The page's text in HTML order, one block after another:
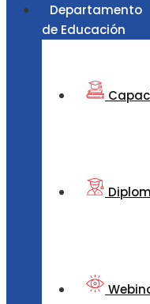
Departamento
de Educación